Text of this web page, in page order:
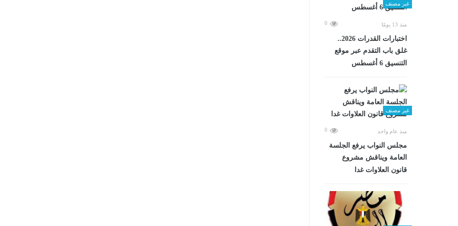
غير مصنف
منذ 13 يومًا 0
اختبارات القدرات 2026..
غلق باب التقدم عبر موقع
التنسيق 6 أغسطس
غير مصنف
منذ عام واحد 0
مجلس النواب يرفع الجلسة
العامة ويناقش مشروع
قانون العلاوات غدا